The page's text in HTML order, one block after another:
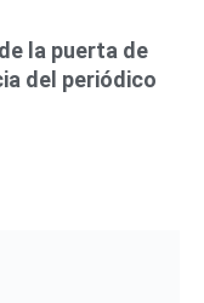
la puerta de
del periódico